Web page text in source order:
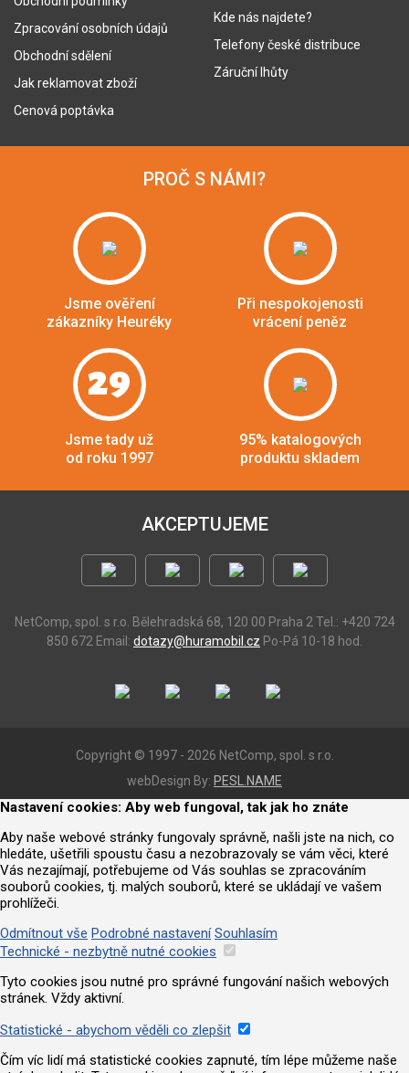
Zpracování osobních údajů
Obchodní sdělení
Jak reklamovat zboží
Cenová poptávka
Kde nás najdete?
Telefony české distribuce
Záruční lhůty
PROČ S NÁMI?
Jsme ověření
zákazníky Heuréky
Při nespokojenosti
vrácení peněz
29
Jsme tady už
od roku 1997
95% katalogových
produktu skladem
AKCEPTUJEME
NetComp, spol. s r.o. Bělehradská 68, 120 00 Praha 2 Tel.: +420 724
850 672 Email: dotazy@huramobil.cz Po-Pá 10-18 hod.
Copyright © 1997 - 2026 NetComp, spol. s r.o.
webDesign By: PESL.NAME
Nastavení cookies: Aby web fungoval, tak jak ho znáte
Aby naše webové stránky fungovaly správně, našli jste na nich, co
hledáte, ušetřili spoustu času a nezobrazovaly se vám věci, které
Vás nezajímají, potřebujeme od Vás souhlas se zpracováním
souborů cookies, tj. malých souborů, které se ukládají ve vašem
prohlížeči.
Odmítnout vše Podrobné nastavení Souhlasím
Technické - nezbytně nutné cookies
Tyto cookies jsou nutné pro správné fungování našich webových
stránek. Vždy aktivní.
Statistické - abychom věděli co zlepšit
Čím víc lidí má statistické cookies zapnuté, tím lépe můžeme naše